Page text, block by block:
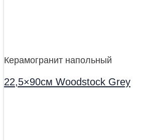
Керамогранит напольный
22,5×90см Woodstock Grey